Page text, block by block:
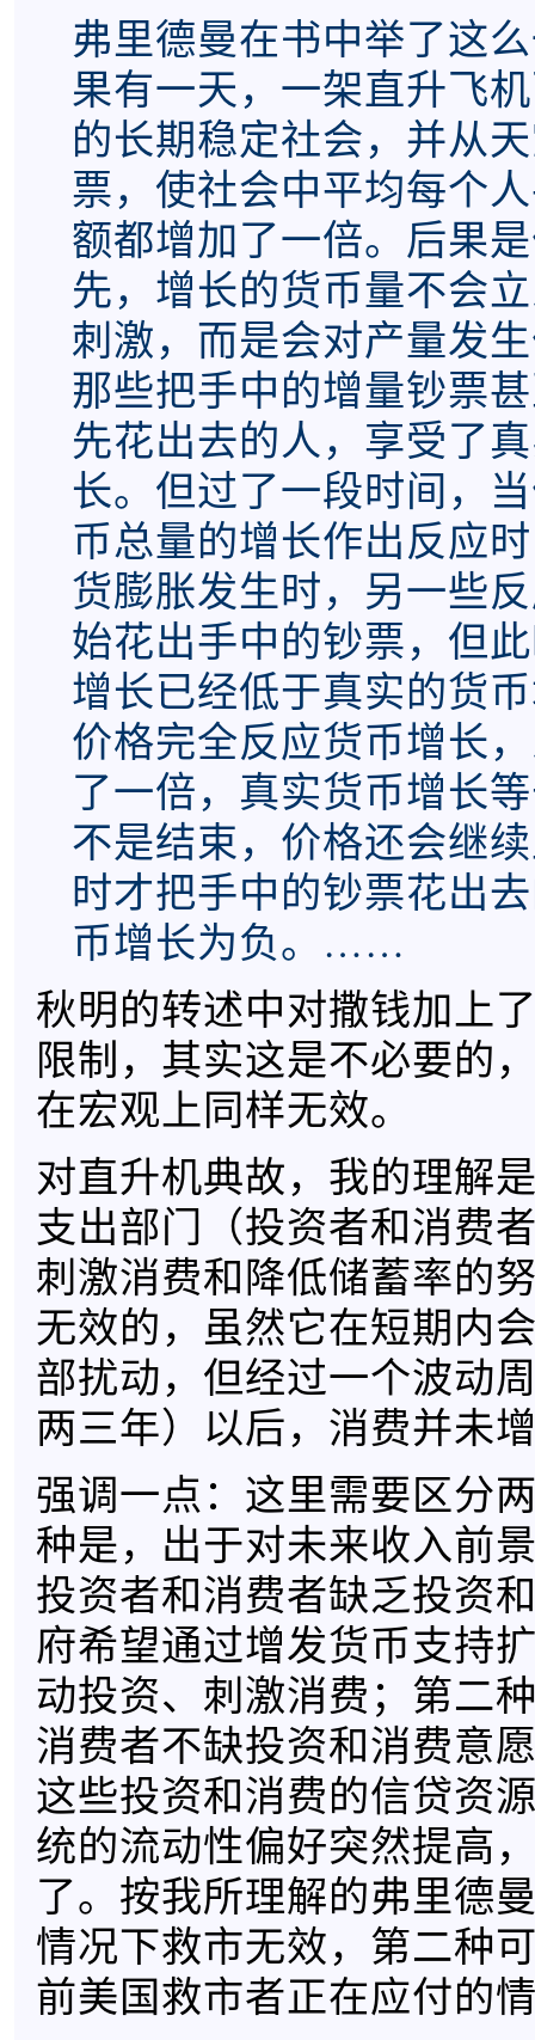
弗里德曼在书中举了这
果有一天，一架直升飞
的长期稳定社会，并从
票，使社会中平均每个
额都增加了一倍。后果
先，增长的货币量不会
刺激，而是会对产量发
那些把手中的增量钞票
先花出去的人，享受了
长。但过了一段时间，
币总量的增长作出反应
货膨胀发生时，另一些
始花出手中的钞票，但
增长已经低于真实的货
价格完全反应货币增长
了一倍，真实货币增长
不是结束，价格还会继
时才把手中的钞票花出
币增长为负。……
秋明的转述中对撒钱加上
限制，其实这是不必要的
在宏观上同样无效。
对直升机典故，我的理解
支出部门（投资者和消费
刺激消费和降低储蓄率的
无效的，虽然它在短期内
部扰动，但经过一个波动
两三年）以后，消费并未
强调一点：这里需要区分
种是，出于对未来收入前
投资者和消费者缺乏投资
府希望通过增发货币支持
动投资、刺激消费；第二
消费者不缺投资和消费意
这些投资和消费的信贷资
统的流动性偏好突然提高
了。按我所理解的弗里德
情况下救市无效，第二种
前美国救市者正在应付的